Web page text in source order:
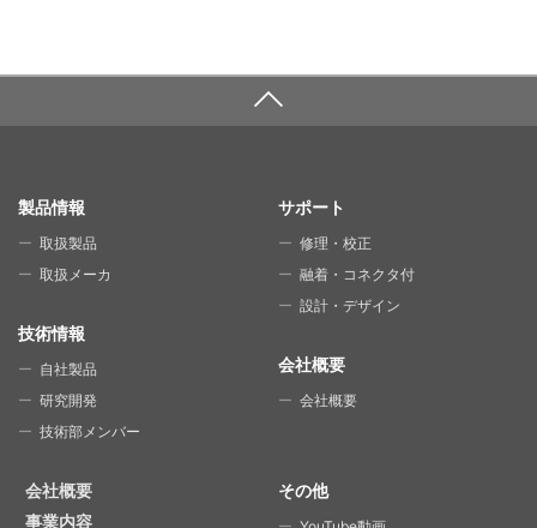
SITE MAP
製品情報
取扱製品
取扱メーカ
技術情報
自社製品
研究開発
技術部メンバー
サポート
修理・校正
融着・コネクタ付
設計・デザイン
会社概要
会社概要
会社概要
事業内容
その他